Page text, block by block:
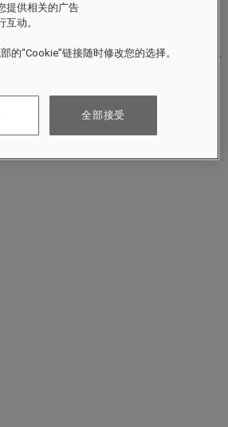
提供相关的广告
动。
的“Cookie”链接随时修改您的选择。
全部接受